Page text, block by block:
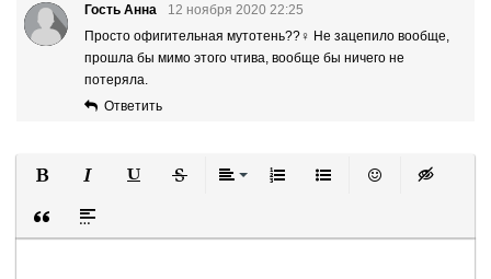
Гость Анна
12 ноября 2020 22:25
Просто офигительная мутотень??‍♀️ Не зацепило вообще,
прошла бы мимо этого чтива, вообще бы ничего не
потеряла.
Ответить
Вставка цитаты
Вставка спойлера